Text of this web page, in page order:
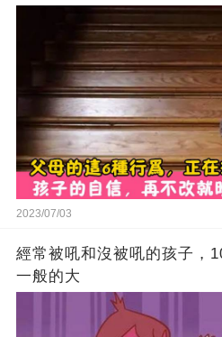
2023/07/03
經常被吼和沒被吼的孩子，
一般的大